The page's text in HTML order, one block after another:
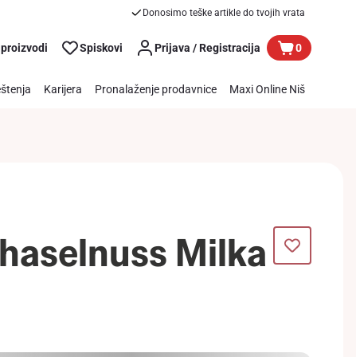
Donosimo teške artikle do tvojih vrata
Spiskovi Prijava / Registracija 0
Karijera Pronalaženje prodavnice Maxi Online Niš
Milka